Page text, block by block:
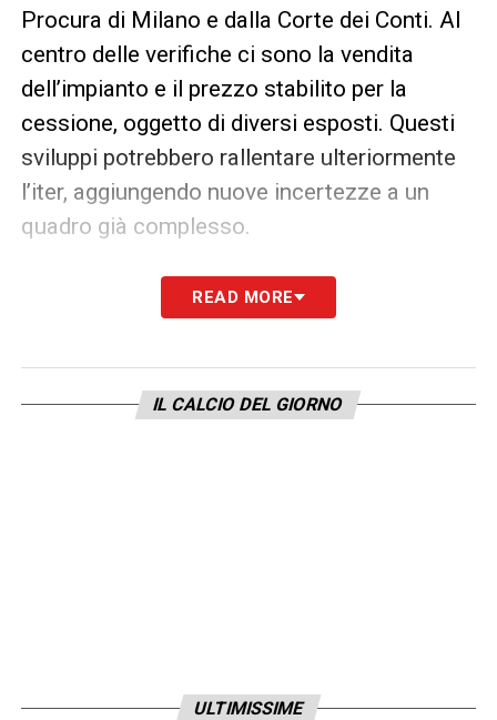
Procura di Milano e dalla Corte dei Conti. Al
centro delle verifiche ci sono la vendita
dell’impianto e il prezzo stabilito per la
cessione, oggetto di diversi esposti. Questi
sviluppi potrebbero rallentare ulteriormente
l’iter, aggiungendo nuove incertezze a un
quadro già complesso.
Un percorso ancora lungo
primo passo. Come sottolineaTuttosport, la
partita è appena iniziata e si è già entrati nei
Milan, sarà dunque un processo lungo e
READ MORE
IL CALCIO DEL GIORNO
ULTIMISSIME